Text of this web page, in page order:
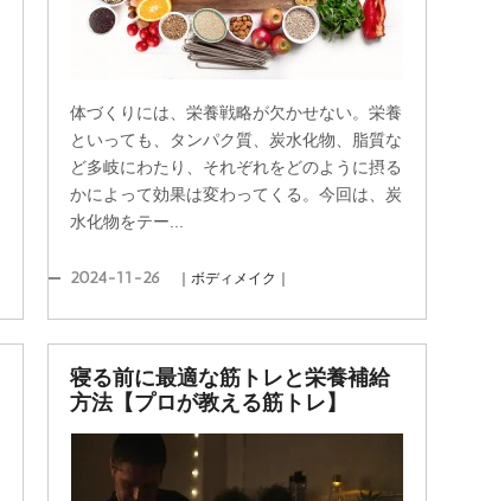
体づくりには、栄養戦略が欠かせない。栄養
といっても、タンパク質、炭水化物、脂質な
ど多岐にわたり、それぞれをどのように摂る
かによって効果は変わってくる。今回は、炭
水化物をテー...
2024-11-26 ｜ボディメイク｜
寝る前に最適な筋トレと栄養補給
方法【プロが教える筋トレ】